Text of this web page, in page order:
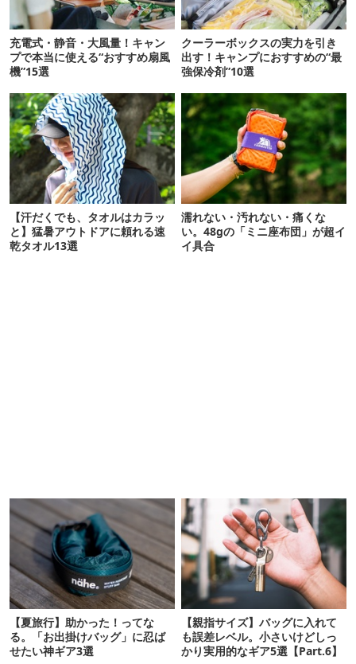
充電式・静音・大風量！キャン
プで本当に使える“おすすめ扇風
機”15選
クーラーボックスの実力を引き
出す！キャンプにおすすめの“最
強保冷剤”10選
【汗だくでも、タオルはカラッ
と】猛暑アウトドアに頼れる速
乾タオル13選
濡れない・汚れない・痛くな
い。48gの「ミニ座布団」が超イ
イ具合
【夏旅行】助かった！ってな
る。「お出掛けバッグ」に忍ば
せたい神ギア3選
【親指サイズ】バッグに入れて
も誤差レベル。小さいけどしっ
かり実用的なギア5選【Part.6】